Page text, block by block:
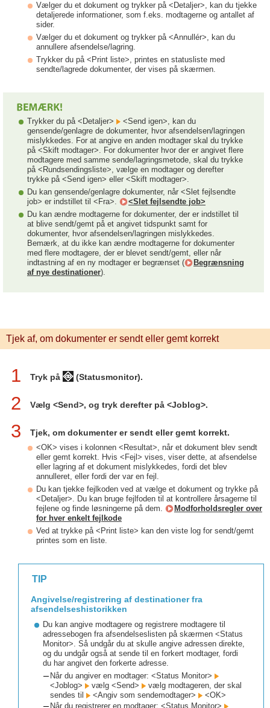
Vælger du et dokument og trykker på <Detaljer>, kan du tjekke
detaljerede informationer, som f.eks. modtagerne og antallet af
sider.
Vælger du et dokument og trykker på <Annullér>, kan du
annullere afsendelse/lagring.
Trykker du på <Print liste>, printes en statusliste med
sendte/lagrede dokumenter, der vises på skærmen.
Trykker du på <Detaljer>
<Send igen>, kan du
gensende/genlagre de dokumenter, hvor afsendelsen/lagringen
mislykkedes. For at angive en anden modtager skal du trykke
på <Skift modtager>. For dokumenter hvor der er angivet flere
modtagere med samme sende/lagringsmetode, skal du trykke
på <Rundsendingsliste>, vælge en modtager og derefter
trykke på <Send igen> eller <Skift modtager>.
Du kan gensende/genlagre dokumenter, når <Slet fejlsendte
job> er indstillet til <Fra>.
<Slet fejlsendte job>
Du kan ændre modtagerne for dokumenter, der er indstillet til
at blive sendt/gemt på et angivet tidspunkt samt for
dokumenter, hvor afsendelsen/lagringen mislykkedes.
Bemærk, at du ikke kan ændre modtagerne for dokumenter
med flere modtagere, der er blevet sendt/gemt, eller når
indtastning af en ny modtager er begrænset (
Begrænsning
af nye destinationer).
Tjek af, om dokumenter er sendt eller gemt korrekt
1 Tryk på (Statusmonitor).
2 Vælg <Send>, og tryk derefter på <Joblog>.
3 Tjek, om dokumenter er sendt eller gemt korrekt.
<OK> vises i kolonnen <Resultat>, når et dokument blev sendt
eller gemt korrekt. Hvis <Fejl> vises, viser dette, at afsendelse
eller lagring af et dokument mislykkedes, fordi det blev
annulleret, eller fordi der var en fejl.
Du kan tjekke fejlkoden ved at vælge et dokument og trykke på
<Detaljer>. Du kan bruge fejlfoden til at kontrollere årsagerne til
fejlene og finde løsningerne på dem.
Modforholdsregler over
for hver enkelt fejlkode
Ved at trykke på <Print liste> kan den viste log for sendt/gemt
printes som en liste.
TIP
Angivelse/registrering af destinationer fra
afsendelseshistorikken
Du kan angive modtagere og registrere modtagere til
adressebogen fra afsendelseslisten på skærmen <Status
Monitor>. Så undgår du at skulle angive adressen direkte,
og du undgår også at sende til en forkert modtager, fordi
du har angivet den forkerte adresse.
Når du angiver en modtager: <Status Monitor>
<Joblog>
vælg <Send>
vælg modtageren, der skal
sendes til
<Angiv som sendemodtager>
<OK>
Når du registrerer en modtager: <Status Monitor>